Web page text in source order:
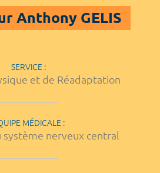
Anthony GELIS
SERVICE :
et de Réadaptation
MÉDICALE :
nerveux central